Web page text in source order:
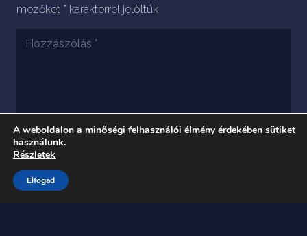
mezőket * karakterrel jelöltük
A weboldalon a minőségi felhasználói élmény érdekében sütiket
használunk.
Részletek
Elfogad